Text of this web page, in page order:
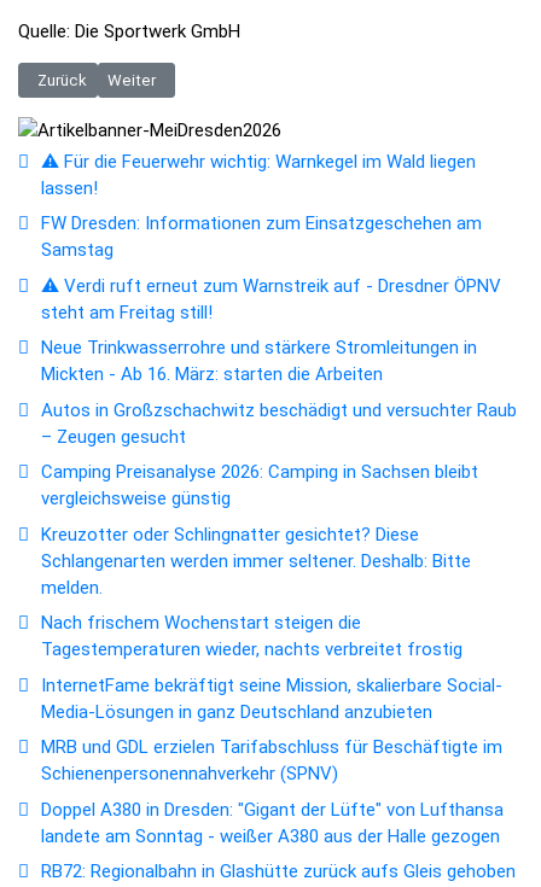
Quelle: Die Sportwerk GmbH
Vorheriger Beitrag: Breitbandausbau „Weiße Flecken“: Zuschlag für
Zurück Nächster Beitrag: 24-Stunden-Supermarkt - Bargeldlos
Weiter
⚠️ Für die Feuerwehr wichtig: Warnkegel im Wald liegen
lassen!
FW Dresden: Informationen zum Einsatzgeschehen am
Samstag
⚠️ Verdi ruft erneut zum Warnstreik auf - Dresdner ÖPNV
steht am Freitag still!
Neue Trinkwasserrohre und stärkere Stromleitungen in
Mickten - Ab 16. März: starten die Arbeiten
Autos in Großzschachwitz beschädigt und versuchter Raub
– Zeugen gesucht
Camping Preisanalyse 2026: Camping in Sachsen bleibt
vergleichsweise günstig
Kreuzotter oder Schlingnatter gesichtet? Diese
Schlangenarten werden immer seltener. Deshalb: Bitte
melden.
Nach frischem Wochenstart steigen die
Tagestemperaturen wieder, nachts verbreitet frostig
InternetFame bekräftigt seine Mission, skalierbare Social-
Media-Lösungen in ganz Deutschland anzubieten
MRB und GDL erzielen Tarifabschluss für Beschäftigte im
Schienenpersonennahverkehr (SPNV)
Doppel A380 in Dresden: "Gigant der Lüfte" von Lufthansa
landete am Sonntag - weißer A380 aus der Halle gezogen
RB72: Regionalbahn in Glashütte zurück aufs Gleis gehoben